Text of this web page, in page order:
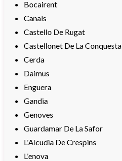
Bocairent
Canals
Castello De Rugat
Castellonet De La Conquesta
Cerda
Daimus
Enguera
Gandia
Genoves
Guardamar De La Safor
L'Alcudia De Crespins
L'enova